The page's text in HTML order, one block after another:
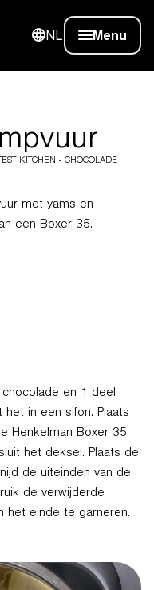
NL Menu
KITCHEN - CHOCOLADE
met yams en
een Boxer 35.
en 1 deel
in een sifon. Plaats
Henkelman Boxer 35
het deksel. Plaats de
de uiteinden van de
de verwijderde
het einde te garneren.